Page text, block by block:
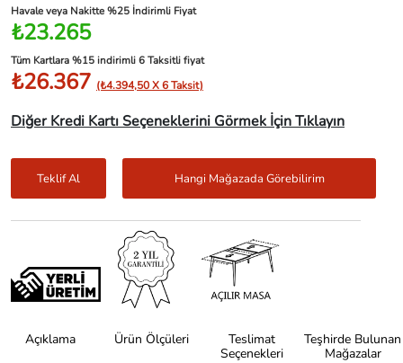
Havale veya Nakitte %25 İndirimli Fiyat
₺23.265
Tüm Kartlara %15 indirimli 6 Taksitli fiyat
₺26.367 (₺4.394,50 X 6 Taksit)
Diğer Kredi Kartı Seçeneklerini Görmek İçin Tıklayın
Teklif Al Hangi Mağazada Görebilirim
Açıklama Ürün Ölçüleri
Teslimat
Seçenekleri
Teşhirde Bulunan
Mağazalar